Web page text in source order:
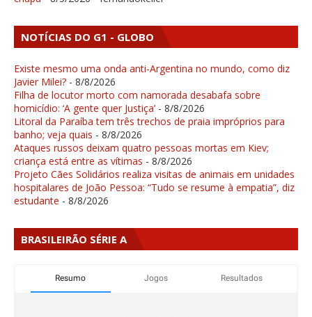
NOTÍCIAS DO G1 - GLOBO
Existe mesmo uma onda anti-Argentina no mundo, como diz
Javier Milei? - 8/8/2026
Filha de locutor morto com namorada desabafa sobre
homicídio: ‘A gente quer Justiça’ - 8/8/2026
Litoral da Paraíba tem três trechos de praia impróprios para
banho; veja quais - 8/8/2026
Ataques russos deixam quatro pessoas mortas em Kiev;
criança está entre as vítimas - 8/8/2026
Projeto Cães Solidários realiza visitas de animais em unidades
hospitalares de João Pessoa: “Tudo se resume à empatia”, diz
estudante - 8/8/2026
BRASILEIRÃO SÉRIE A
Resumo Jogos Resultados